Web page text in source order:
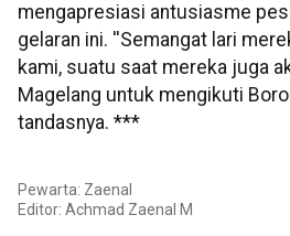
mengapresiasi antusiasme
gelaran ini. ''Semangat lari
kami, suatu saat mereka juga
Magelang untuk mengikuti
tandasnya. ***
Pewarta: Zaenal
Editor: Achmad Zaenal M